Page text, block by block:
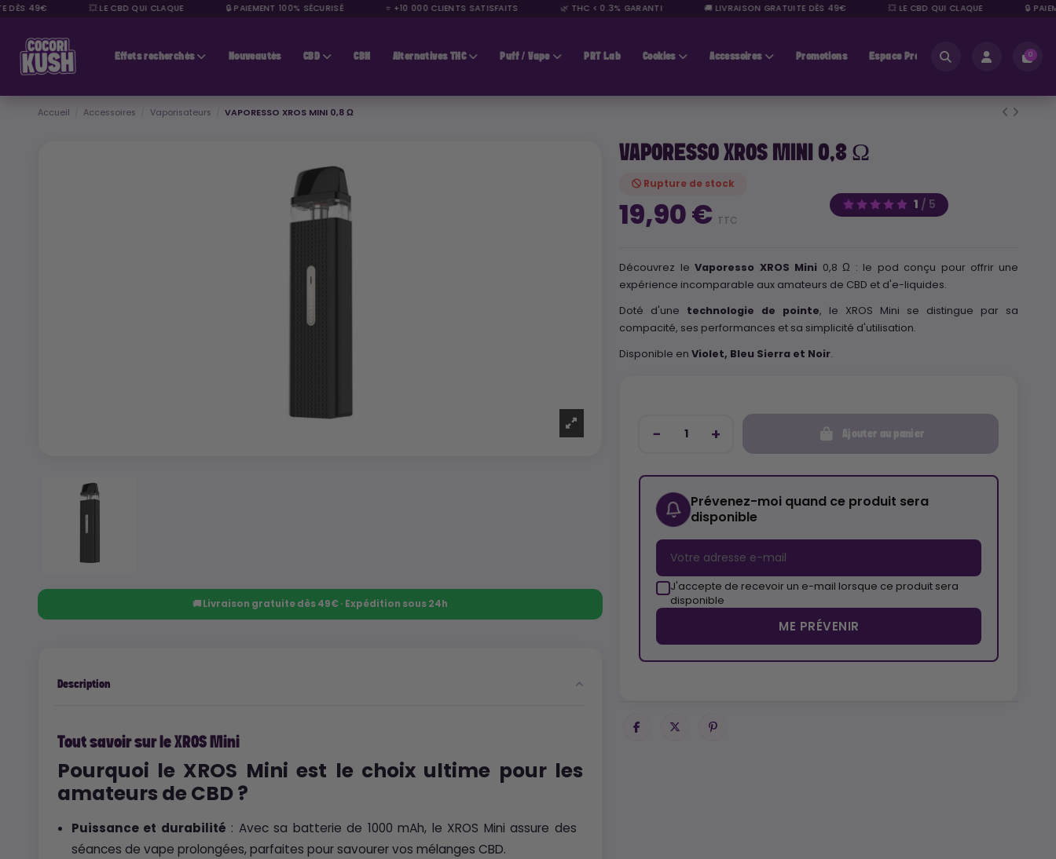
49€ 💥 LE CBD QUI CLAQUE 🔒 PAIEMENT 100% SÉCURISÉ ⭐ +10 000 CLIENTS SATISFAITS 🌿 THC < 0.3% GARANTI 🚚 LIVRAISON GRATUITE DÈS 49€ 💥 LE CBD QUI CLAQUE 🔒
Effets recherchés Nouveautés CBD CBN Alternatives THC Puff / Vape PRT Lab Cookies Accessoires Promotions Espace Pros 0
Accueil Accessoires Vaporisateurs VAPORESSO XROS MINI 0,8 Ω
🚚 Livraison gratuite dès 49€ · Expédition sous 24h
Description
Tout savoir sur le XROS Mini
Pourquoi le XROS Mini est le choix ultime pour les
amateurs de CBD ?
Puissance et durabilité : Avec sa batterie de 1000 mAh, le XROS Mini assure des
séances de vape prolongées, parfaites pour savourer vos mélanges CBD.
VAPORESSO XROS MINI 0,8 Ω
1 / 5
Rupture de stock
19,90 € TTC
Découvrez leVaporesso XROS Mini 0,8 Ω : le pod conçu pour offrir une
expérience incomparable aux amateurs de CBD et d'e-liquides.
Doté d'une technologie de pointe, le XROS Mini se distingue par sa
compacité, ses performances et sa simplicité d'utilisation.
Disponible enViolet, Bleu Sierra et Noir.
Ajouter au panier
Prévenez-moi quand ce produit sera
disponible
J'accepte de recevoir un e-mail lorsque ce produit sera
disponible
ME PRÉVENIR